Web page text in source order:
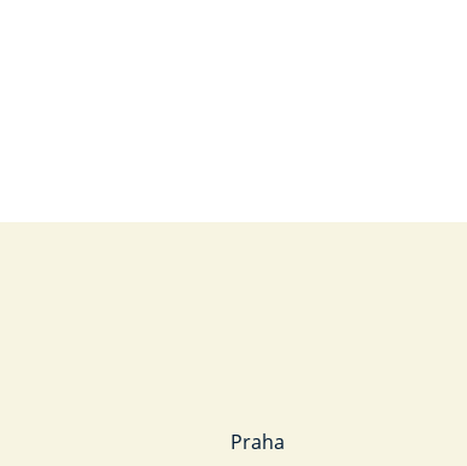
Praha